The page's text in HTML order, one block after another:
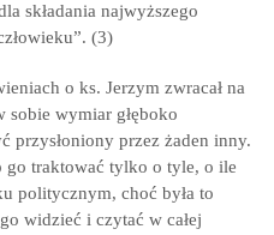
składania najwyższego
(3)
o ks. Jerzym zwracał na
sobie wymiar głęboko
przysłoniony przez żaden inny.
go traktować tylko o tyle, o ile
politycznym, choć była to
widzieć i czytać w całej